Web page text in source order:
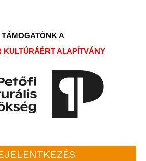
TÁMOGATÓNK A
KULTÚRÁÉRT ALAPÍTVÁNY